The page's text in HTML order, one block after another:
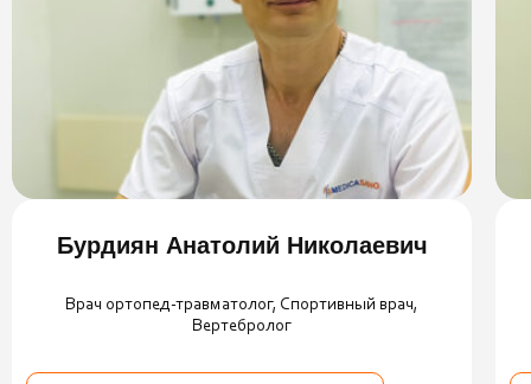
Бурдиян Анатолий Николаевич
Врач ортопед-травматолог, Спортивный врач,
Вертебролог